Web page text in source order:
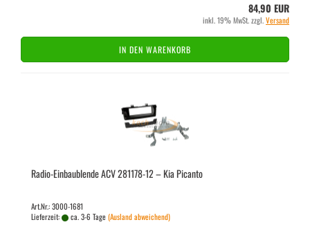
84,90 EUR
inkl. 19% MwSt. zzgl.Versand
IN DEN WARENKORB
Radio-​​Ein­bau­blen­de ACV 281178-​​12 – Kia Pi­can­to
Art.Nr.: 3000-1681
Lieferzeit:
ca. 3-6 Tage(Ausland abweichend)